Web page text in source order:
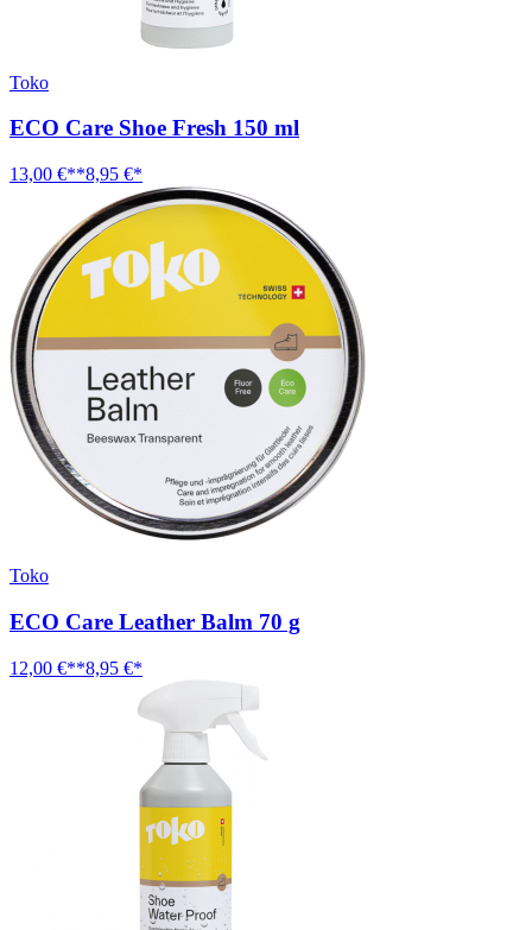
Toko
ECO Care Shoe Fresh 150 ml
13,00 €**8,95 €*
Toko
ECO Care Leather Balm 70 g
12,00 €**8,95 €*